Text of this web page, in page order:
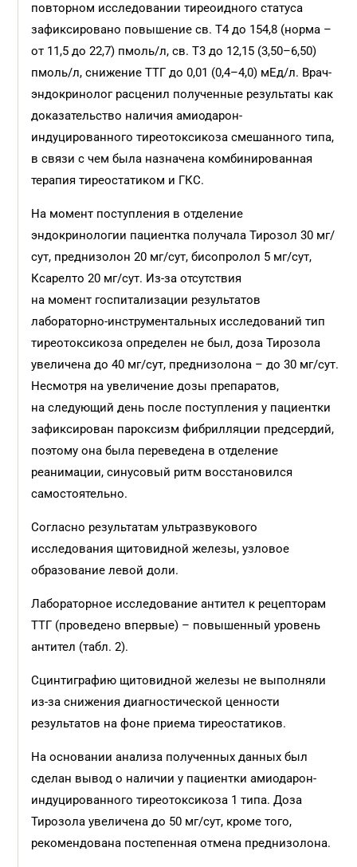
повторном исследовании тиреоидного статуса
зафиксировано повышение св. Т4 до 154,8 (норма –
от 11,5 до 22,7) пмоль/л, св. Т3 до 12,15 (3,50–6,50)
пмоль/л, снижение ТТГ до 0,01 (0,4–4,0) мЕд/л. Врач-
эндокринолог расценил полученные результаты как
доказательство наличия амиодарон-
индуцированного тиреотоксикоза смешанного типа,
в связи с чем была назначена комбинированная
терапия тиреостатиком и ГКС.
На момент поступления в отделение
эндокринологии пациентка получала Тирозол 30 мг/
сут, преднизолон 20 мг/сут, бисопролол 5 мг/сут,
Ксарелто 20 мг/сут. Из-за отсутствия
на момент госпитализации результатов
лабораторно-инструментальных исследований тип
тиреотоксикоза определен не был, доза Тирозола
увеличена до 40 мг/сут, преднизолона – до 30 мг/сут.
Несмотря на увеличение дозы препаратов,
на следующий день после поступления у пациентки
зафиксирован пароксизм фибрилляции предсердий,
поэтому она была переведена в отделение
реанимации, синусовый ритм восстановился
самостоятельно.
Согласно результатам ультразвукового
исследования щитовидной железы, узловое
образование левой доли.
Лабораторное исследование антител к рецепторам
ТТГ (проведено впервые) – повышенный уровень
антител (табл. 2).
Сцинтиграфию щитовидной железы не выполняли
из-за снижения диагностической ценности
результатов на фоне приема тиреостатиков.
На основании анализа полученных данных был
сделан вывод о наличии у пациентки амиодарон-
индуцированного тиреотоксикоза 1 типа. Доза
Тирозола увеличена до 50 мг/сут, кроме того,
рекомендована постепенная отмена преднизолона.